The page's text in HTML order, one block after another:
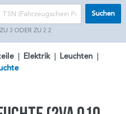
ZU 3 ODER ZU 2.2
Suchen
| Elektrik | Leuchten |